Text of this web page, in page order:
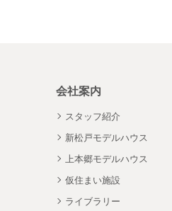
会社案内
スタッフ紹介
新松戸モデルハウス
上本郷モデルハウス
仮住まい施設
ライブラリー